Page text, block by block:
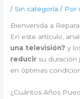
/ Sin categoría / Por
Bienvenida a
En este artículo,
una televisión? y
reducir su duración
en óptimas
¿Cuántos Años